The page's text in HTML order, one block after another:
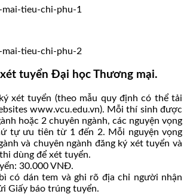
tuyển Đại học Thương mại.
xét tuyển (theo mẫu quy định có thể tải
www.vcu.edu.vn). Mỗi thí sinh được
hoặc 2 chuyên ngành, các nguyện vọng
tự ưu tiên từ 1 đến 2. Mỗi nguyện vọng
và chuyên ngành đăng ký xét tuyển và
dùng để xét tuyển.
30.000 VNĐ.
có dán tem và ghi rõ địa chỉ người nhận
Giấy báo trúng tuyển.